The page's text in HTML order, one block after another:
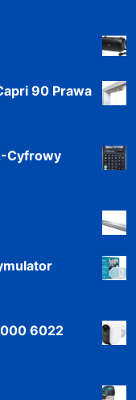
90 Prawa
Cyfrowy
6022